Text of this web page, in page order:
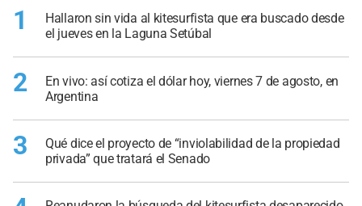
1
Hallaron sin vida al kitesurfista que era buscado desde
el jueves en la Laguna Setúbal
2
En vivo: así cotiza el dólar hoy, viernes 7 de agosto, en
Argentina
3
Qué dice el proyecto de “inviolabilidad de la propiedad
privada” que tratará el Senado